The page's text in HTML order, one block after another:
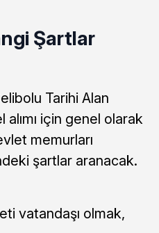
Şartlar
Tarihi Alan
alımı için genel olarak
memurları
şartlar aranacak.
vatandaşı olmak,